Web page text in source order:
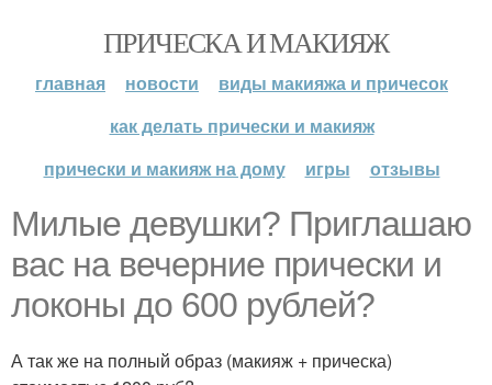
ПРИЧЕСКА И МАКИЯЖ
главная новости
виды макияжа и причесок
как делать прически и макияж
прически и макияж на дому
игры отзывы
Милые девушки? Приглашаю
вас на вечерние прически и
локоны до 600 рублей?
А так же на полный образ (макияж + прическа)